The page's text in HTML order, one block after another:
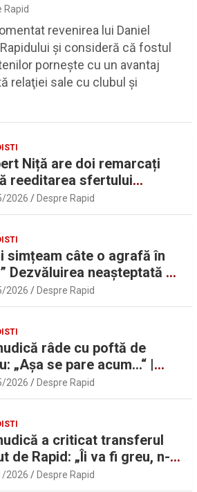
Rapid
revenirea lui Daniel
şi consideră că fostul
porneşte cu un avantaj
relaţiei sale cu clubul şi
Niță are doi remarcați
reeditarea sfertului
„Lideri în teren” |
2026 Despre Rapid
simțeam câte o agrafă în
Dezvăluirea neașteptată a
Șumudică despre
Pancu
2026 Despre Rapid
râde cu poftă de
„Așa se pare acum…“ |
2026 Despre Rapid
a criticat transferul
de Rapid: „Îi va fi greu, n-
2026 Despre Rapid